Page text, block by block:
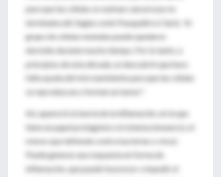
para que las células se vuelvan cancerosas no
terminaba allí. Según contó Pasqualini a Clarín, "el
grupo de células mutadas puede quedarse
dormido durante mucho tiempo. Por lo tanto, a
principios de esta década, se descubrió que hace
falta ayuda del microambiente para que las células
se reproduzcan y formen un tumor".
Así, apareció la teoría de la inflamación, en la que
tiene un papel protagónico el sistema inmune (sí, el
mismo que defiende contra bacterias o virus).
Puede generar una respuesta en forma de
inflamación, que puede favorecer o impedir el